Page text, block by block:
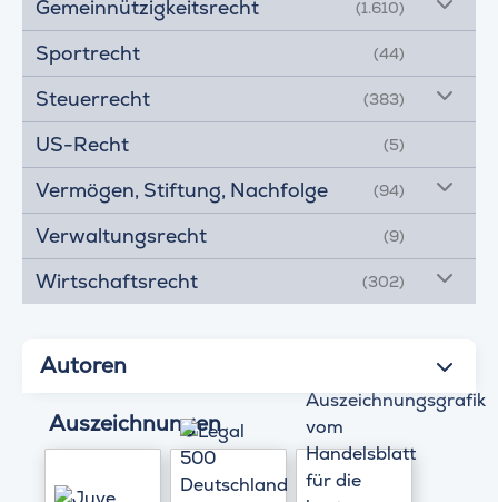
Gemeinnützigkeitsrecht (1.610)
Sportrecht (44)
Steuerrecht (383)
US-Recht (5)
Vermögen, Stiftung, Nachfolge (94)
Verwaltungsrecht (9)
Wirtschaftsrecht (302)
Autoren
Auszeichnungen